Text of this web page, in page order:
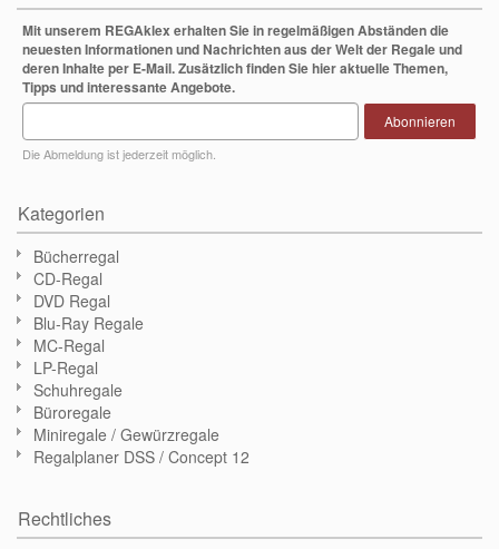
Mit unserem REGAklex erhalten Sie in regelmäßigen Abständen die
neuesten Informationen und Nachrichten aus der Welt der Regale und
deren Inhalte per E-Mail. Zusätzlich finden Sie hier aktuelle Themen,
Tipps und interessante Angebote.
Die Abmeldung ist jederzeit möglich.
Abonnieren
Kategorien
Bücherregal
CD-Regal
DVD Regal
Blu-Ray Regale
MC-Regal
LP-Regal
Schuhregale
Büroregale
Miniregale / Gewürzregale
Regalplaner DSS / Concept 12
Rechtliches